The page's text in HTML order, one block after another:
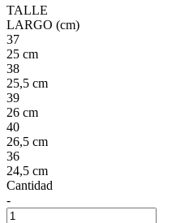
TALLE
LARGO (cm)
37
25 cm
38
25,5 cm
39
26 cm
40
26,5 cm
36
24,5 cm
Cantidad
-